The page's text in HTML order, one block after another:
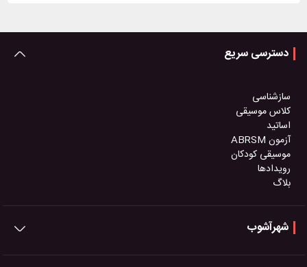
دسترسی سریع
سازشناسی
کلاس موسیقی
اساتید
آزمون ABRSM
موسیقی کودکان
رویدادها
بلاگ
شهرآشوب